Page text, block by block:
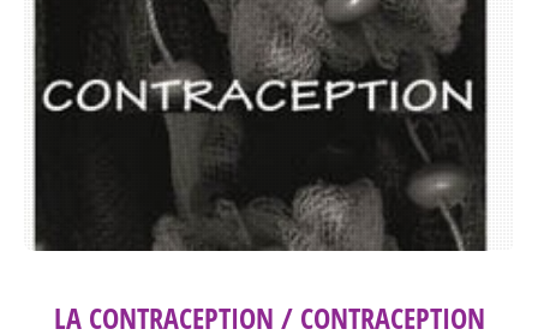
LA CONTRACEPTION / CONTRACEPTION